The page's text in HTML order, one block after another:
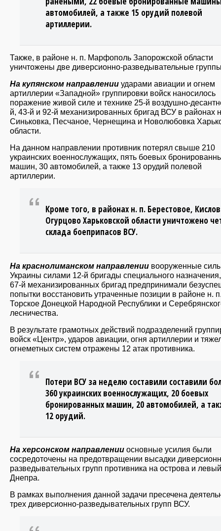
автомобилей, а также 15 орудий полевой
артиллерии.
Также, в районе н. п. Марфополь Запорожской области
уничтожены две диверсионно-разведывательные
На купянском направлении ударами авиации и огнем
артиллерии «Западной» группировки войск наносилось
поражение живой силе и технике 25-й воздушно-
й, 43-й и 92-й механизированных бригад ВСУ в районах
Синьковка, Песчаное, Чернещина и Новолюбовка
области.
На данном направлении противник потерял свыше 210
украинских военнослужащих, пять боевых
машин, 30 автомобилей, а также 13 орудий полевой
артиллерии.
Кроме того, в районах н. п. Берестовое,
Огурцово Харьковской области уничтожено
склада боеприпасов ВСУ.
На краснолиманском направлении вооруженные
Украины силами 12-й бригады специального
67-й механизированных бригад предпринимали
попытки восстановить утраченные позиции в районе н.
Торское Донецкой Народной Республики и
лесничества.
В результате грамотных действий подразделений
войск «Центр», ударов авиации, огня артиллерии и
огнеметных систем отражены 12 атак противника.
Потери ВСУ за неделю составили составили
360 украинских военнослужащих, 20 боевых
бронированных машин, 20 автомобилей, а
12 орудий.
На херсонском направлении основные усилия были
сосредоточены на предотвращении высадки
разведывательных групп противника на острова и
Днепра.
В рамках выполнения данной задачи пресечена
трех диверсионно-разведывательных групп ВСУ.